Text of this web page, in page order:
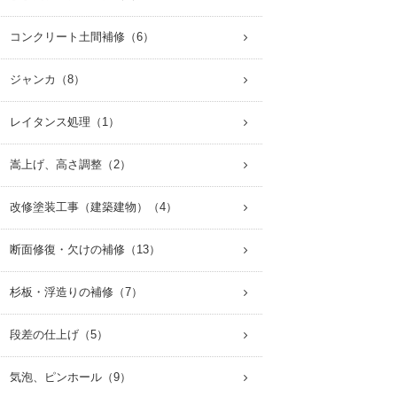
コンクリート土間補修（6）
ジャンカ（8）
レイタンス処理（1）
嵩上げ、高さ調整（2）
改修塗装工事（建築建物）（4）
断面修復・欠けの補修（13）
杉板・浮造りの補修（7）
段差の仕上げ（5）
気泡、ピンホール（9）